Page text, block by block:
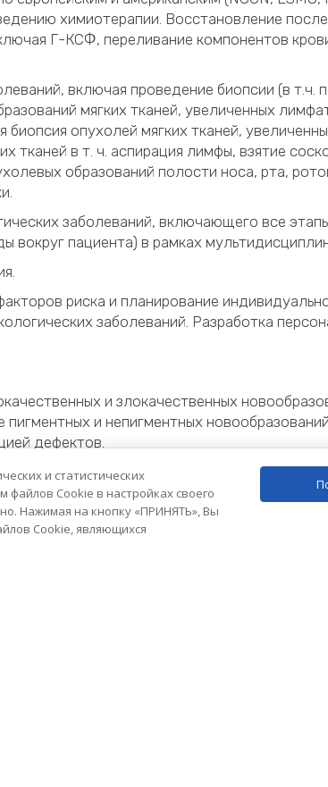
химиотерапии. Восстановление
Г-КСФ, переливание компонентов
включая проведение биопсии (в т.ч.
мягких тканей, увеличенных
опухолей мягких тканей,
тканей в т. ч. аспирация лимфы, взятие
образований полости носа, рта,
заболеваний, включающего все
вокруг пациента) в рамках
риска и планирование
заболеваний. Разработка
и злокачественных
и непигментных
дефектов.
нутритивной недостаточности.
связанного с химиотерапией,
торакоцентез, лапароцентез.
и статистических
Cookie в настройках своего
Нажимая на кнопку «ПРИНЯТЬ», Вы
Cookie, являющихся